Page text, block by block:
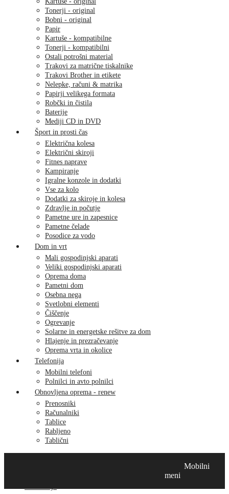
Tonerji - original
Bobni - original
Papir
Kartuše - kompatibilne
Tonerji - kompatibilni
Ostali potrošni material
Trakovi za matrične tiskalnike
Trakovi Brother in etikete
Nelepke, računi & matrika
Papirji velikega formata
Robčki in čistila
Baterije
Mediji CD in DVD
Šport in prosti čas
Električna kolesa
Električni skiroji
Fitnes naprave
Kampiranje
Igralne konzole in dodatki
Vse za kolo
Dodatki za skiroje in kolesa
Zdravlje in počutje
Pametne ure in zapesnice
Pametne čelade
Posodice za vodo
Dom in vrt
Mali gospodinjski aparati
Veliki gospodinjski aparati
Oprema doma
Pametni dom
Osebna nega
Svetlobni elementi
Čiščenje
Ogrevanje
Solarne in energetske rešitve za dom
Hlajenje in prezračevanje
Oprema vrta in okolice
Telefonija
Mobilni telefoni
Polnilci in avto polnilci
Obnovljena oprema - renew
Prenosniki
Računalniki
Tablice
Rabljeno
Tablični
Mobilni
meni